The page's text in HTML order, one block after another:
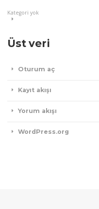
Kategori yok
Üst veri
Oturum aç
Kayıt akışı
Yorum akışı
WordPress.org